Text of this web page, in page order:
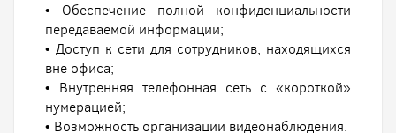
• Обеспечение полной конфиденциальности
передаваемой информации;
• Доступ к сети для сотрудников, находящихся
вне офиса;
• Внутренняя телефонная сеть с «короткой»
нумерацией;
• Возможность организации видеонаблюдения.